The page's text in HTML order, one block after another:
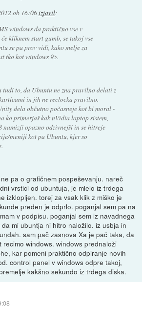
ob 16:06izjavil:
windows da praktično vse v
kliknem start gumb, se takoj vse
se pa prov vidi, kako melje za
tko kot windows 95.
tudi to, da Ubuntu ne zna pravilno delati z
in jih ne reclocka pravilno.
dela občutno počasneje kot bi moral -
ko primerjaš kak nVidia laptop sistem,
namizji opazno odzivnejši in se hitreje
meniji kot pa Ubuntu, kjer so
pa o grafičnem pospeševanju. nareč
vrstici od ubuntuja, je mlelo iz trdega
izklopljen. torej za vsak klik z miško je
preden je odprlo. poganjal sem pa na
v podpisu. poganjal sem iz navadnega
mi ubuntja ni hitro naložilo. iz usbja in
sam pač zasnova Xa je pač taka, da
recimo windows. windows prednaloži
kar pomeni praktično odpiranje novih
control panel v windows odpre takoj,
kakšno sekundo iz trdega diska.